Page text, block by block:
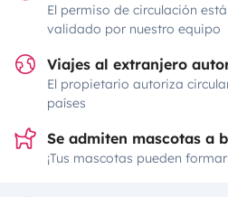
El permiso de circulación
validado por nuestro equipo
Viajes al extranjero
El propietario autoriza
países
Se admiten mascotas a
¡Tus mascotas pueden